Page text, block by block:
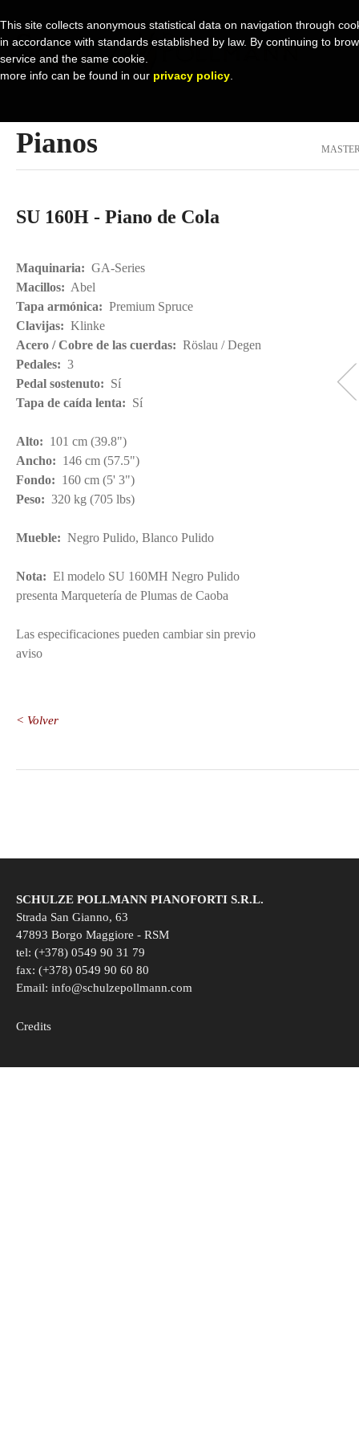
Pianos
SU 160H - Piano de Cola
Maquinaria: GA-Series
Macillos: Abel
Tapa armónica: Premium Spruce
Clavijas: Klinke
Acero / Cobre de las cuerdas: Röslau / Degen
Pedales: 3
Pedal sostenuto: Sí
Tapa de caída lenta: Sí
Alto: 101 cm (39.8")
Ancho: 146 cm (57.5")
Fondo: 160 cm (5' 3")
Peso: 320 kg (705 lbs)
Mueble: Negro Pulido, Blanco Pulido
Nota: El modelo SU 160MH Negro Pulido
presenta Marquetería de Plumas de Caoba
Las especificaciones pueden cambiar sin previo
aviso
< Volver
SCHULZE POLLMANN PIANOFORTI S.R.L.
Strada San Gianno, 63
47893 Borgo Maggiore - RSM
tel: (+378) 0549 90 31 79
fax: (+378) 0549 90 60 80
Email: info@schulzepollmann.com
Credits
This site collects anonymous statistical data on navigation through
in accordance with standards established by law. By continuing to
service and the same cookie.
more info can be found in our privacy policy